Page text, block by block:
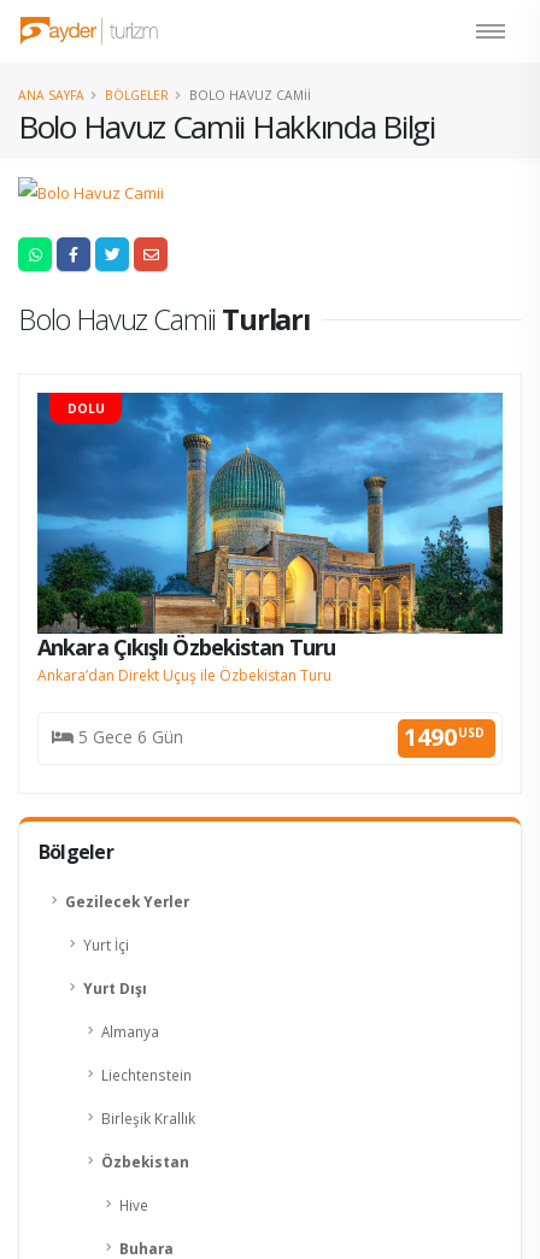
Bolo Havuz Camii Hakkında Bilgi
ANA SAYFA BÖLGELER BOLO HAVUZ CAMII
Bölgeler
Gezilecek Yerler
Yurt İçi
Yurt Dışı
Almanya
Liechtenstein
Birleşik Krallık
Özbekistan
Hive
Buhara
Bolo Havuz Camii Turları
DOLU
Ankara Çıkışlı Özbekistan Turu
Ankara’dan Direkt Uçuş ile Özbekistan Turu
5 Gece 6 Gün 1490USD